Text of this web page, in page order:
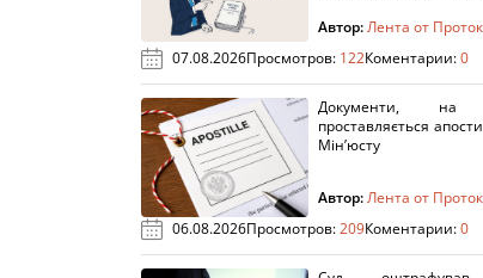
Автор:Лента от
07.08.2026Просмотров: 122Коментарии:0
Документи,
проставляється
Мін’юсту
Автор:Лента от
06.08.2026Просмотров:209Коментарии:0